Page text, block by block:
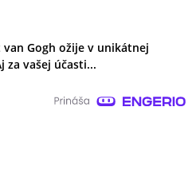
Gogh ožije v unikátnej
za vašej účasti...